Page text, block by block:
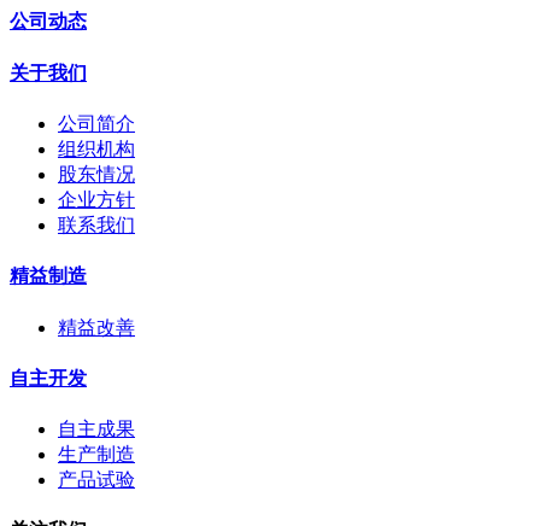
公司动态
关于我们
公司简介
组织机构
股东情况
企业方针
联系我们
精益制造
精益改善
自主开发
自主成果
生产制造
产品试验